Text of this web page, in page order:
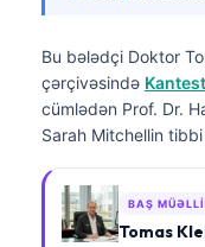
Bu bələdçi Doktor
çərçivəsində
cümlədən Prof. Dr.
Sarah Mitchellin
BAŞ
Tomas